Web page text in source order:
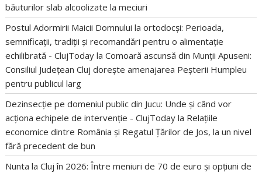
băuturilor slab alcoolizate la meciuri
Postul Adormirii Maicii Domnului la ortodocși: Perioada,
semnificații, tradiții și recomandări pentru o alimentație
echilibrată - ClujToday laComoară ascunsă din Munții Apuseni:
Consiliul Județean Cluj dorește amenajarea Peșterii Humpleu
pentru publicul larg
Dezinsecție pe domeniul public din Jucu: Unde și când vor
acționa echipele de intervenție - ClujToday la Relațiile
economice dintre România și Regatul Țărilor de Jos, la un nivel
fără precedent de bun
Nunta la Cluj în 2026: Între meniuri de 70 de euro și opțiuni de